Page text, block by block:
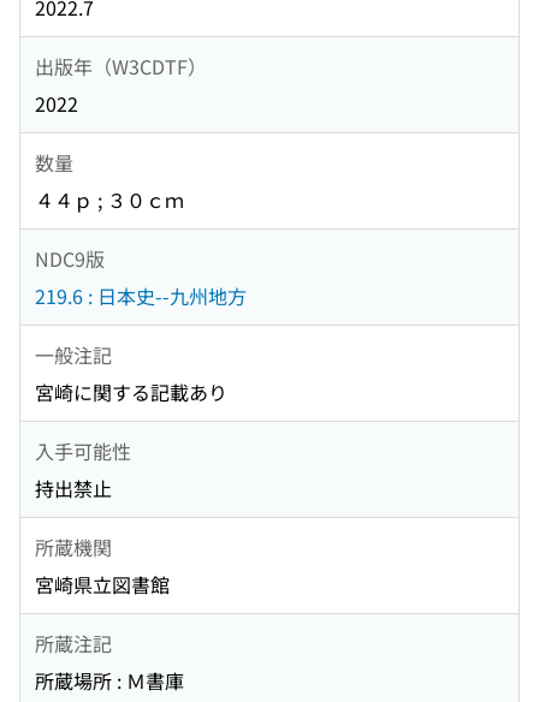
2022.7
出版年（W3CDTF）
2022
数量
４４ｐ ; ３０ｃｍ
NDC9版
219.6 : 日本史--九州地方
一般注記
宮崎に関する記載あり
入手可能性
持出禁止
所蔵機関
宮崎県立図書館
所蔵注記
所蔵場所 : Ｍ書庫